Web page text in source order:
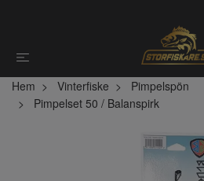
Hem Vinterfiske
Pimpelspön
Pimpelset 50 / Balanspirk